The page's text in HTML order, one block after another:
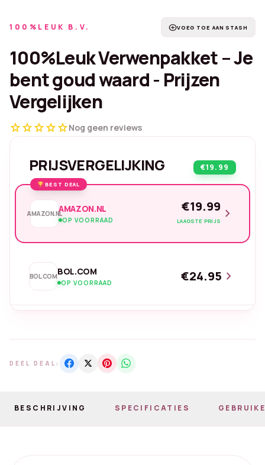
100%LEUK B.V. add_circleVOEG TOE AAN STASH
100%Leuk Verwenpakket – Je
bent goud waard - Prijzen
Vergelijken
starstarstarstarstarNog geen reviews
PRIJSVERGELIJKING €19.99
BEST DEAL
AMAZON.NLAMAZON.NL
OP VOORRAAD
€19.99
LAAGSTE PRIJS chevron_right
BOL.COMBOL.COM
OP VOORRAAD €24.95 chevron_right
DEEL DEAL:
BESCHRIJVING SPECIFICATIES